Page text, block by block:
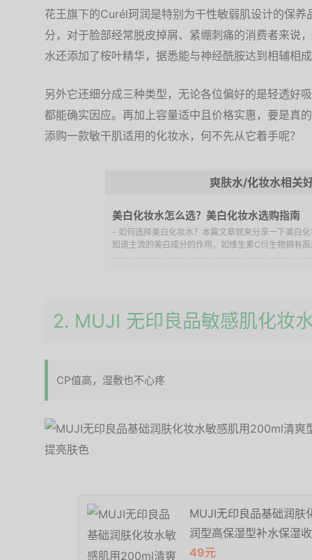
花王旗下的Curél珂润是特别为干性敏弱肌设计的保
分，对于脸部经常脱皮掉屑、紧绷刺痛的消费者来说
水还添加了桉叶精华，据悉能与神经酰胺达到相辅相
另外它还细分成三种类型，无论各位偏好的是轻透好
都能确实因应。再加上容量适中且价格实惠，要是真
添购一款敏干肌适用的化妆水，何不先从它着手呢？
爽肤水/化妆水相关
美白化妆水怎么选？美白化妆水选购指南
- 如何选择美白化妆水？本篇文章就来分享一下美白
知道主流的美白成分的作用，如维生素C衍生物拥有
2. MUJI 无印良品敏感肌化妆
CP值高，湿敷也不心疼
MUJI无印良品基础润肤
润型高保湿型补水保湿
49元